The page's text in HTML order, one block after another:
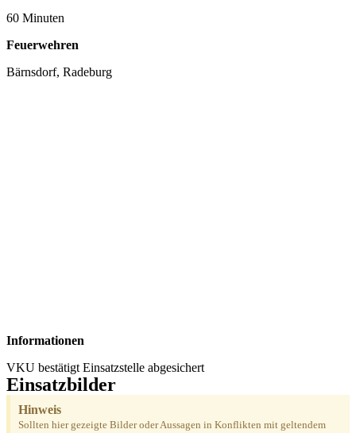
60 Minuten
Feuerwehren
Bärnsdorf, Radeburg
Informationen
VKU bestätigt Einsatzstelle abgesichert
Einsatzbilder
Hinweis
Sollten hier gezeigte Bilder oder Aussagen in Konflikten mit geltendem